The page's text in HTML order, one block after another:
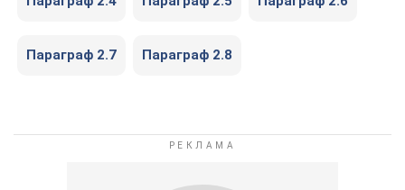
Параграф 2.7 Параграф 2.8